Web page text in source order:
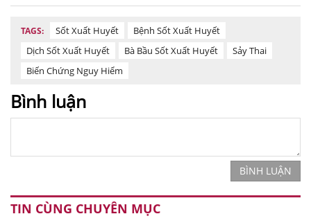
TAGS: Sốt Xuất Huyết
Bệnh Sốt Xuất Huyết
Dịch Sốt Xuất Huyết
Bà Bầu Sốt Xuất Huyết
Sảy Thai
Biến Chứng Nguy Hiểm
Bình luận
BÌNH LUẬN
TIN CÙNG CHUYÊN MỤC